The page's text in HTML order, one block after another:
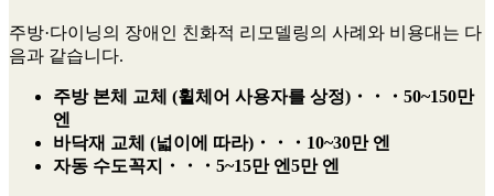
주방·다이닝의 장애인 친화적 리모델링의 사례와 비용대는 다
음과 같습니다.
주방 본체 교체 (휠체어 사용자를 상정)・・・50~150만
엔
바닥재 교체 (넓이에 따라)・・・10~30만 엔
자동 수도꼭지・・・5~15만 엔 5만 엔